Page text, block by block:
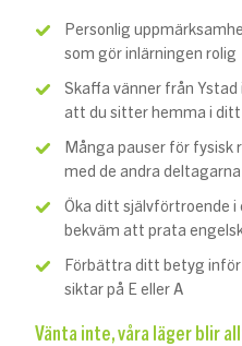
Personlig
som gör inlärningen rolig
Skaffa vänner från Ystad
att du sitter hemma i
Många pauser för fysisk
med de andra deltagarna
Öka ditt självförtroende i
bekväm att prata
Förbättra ditt betyg
siktar på E eller A
Vänta inte, våra läger blir